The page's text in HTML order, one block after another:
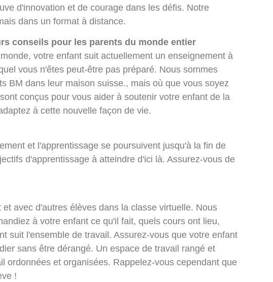
d'innovation et de courage dans les défis. Notre
dans un format à distance.
conseils pour les parents du monde entier
votre enfant suit actuellement un enseignement à
vous n'êtes peut-être pas préparé. Nous sommes
BM dans leur maison suisse., mais où que vous soyez
conçus pour vous aider à soutenir votre enfant de la
à cette nouvelle façon de vie.
et l'apprentissage se poursuivent jusqu'à la fin de
d'apprentissage à atteindre d'ici là. Assurez-vous de
avec d'autres élèves dans la classe virtuelle. Nous
à votre enfant ce qu'il fait, quels cours ont lieu,
suit l'ensemble de travail. Assurez-vous que votre enfant
sans être dérangé. Un espace de travail rangé et
ordonnées et organisées. Rappelez-vous cependant que
!